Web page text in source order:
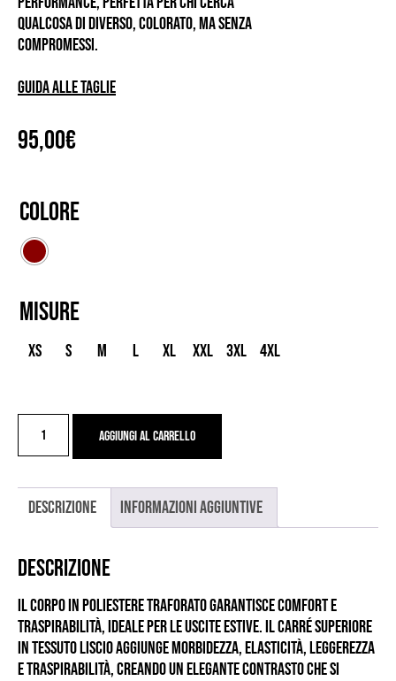
qualcosa di diverso, colorato, ma senza
compromessi.
Guida alle taglie
95,00€
Colore
Misure
XS S M L XL XXL 3XL 4XL
OFFBEAT
TINEKE
quantità
Aggiungi al carrello
Descrizione Informazioni aggiuntive
Descrizione
Il corpo in poliestere traforato garantisce comfort e
traspirabilità, ideale per le uscite estive. Il carré superiore
in tessuto liscio aggiunge morbidezza, elasticità, leggerezza
e traspirabilità, creando un elegante contrasto che si